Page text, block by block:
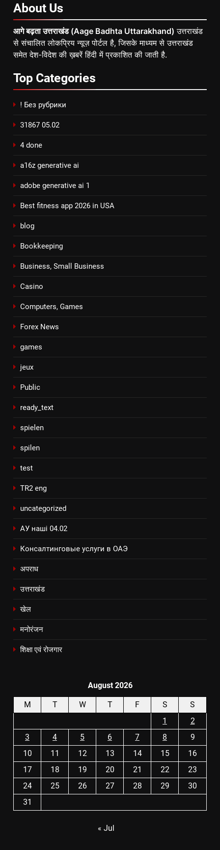
About Us
आगे बढ़ता उत्तराखंड (Aage Badhta Uttarakhand) उत्तराखंड
से संचालित लोकप्रिय न्यूज़ पोर्टल है, जिसके माध्यम से उत्तराखंड
समेत देश-विदेश की ख़बरें हिंदी में प्रकाशित की जाती है.
Top Categories
! Без рубрики
31867 05.02
4 done
a16z generative ai
adobe generative ai 1
Best fitness app 2026 in USA
blog
Bookkeeping
Business, Small Business
Casino
Computers, Games
Forex News
games
jeux
Public
ready_text
spielen
spilen
test
TR2 eng
uncategorized
АУ наші 04.02
Консалтинговые услуги в ОАЭ
अपराध
उत्तराखंड
खेल
मनोरंजन
शिक्षा एवं रोजगार
August 2026
M T W T F S
S
1
2
3
4 5 6 7 8
9
10
11 12 13 14 15
16
17
18 19 20 21 22
23
24
25 26 27 28 29
30
31
« Jul